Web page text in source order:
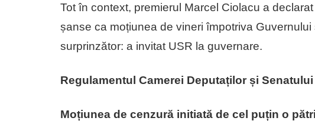
Tot în context, premierul Marcel Ciolacu a
șanse ca moțiunea de vineri împotriva
surprinzător: a invitat USR la guvernare.
Regulamentul Camerei Deputaților și
Moțiunea de cenzură initiată de cel puțin o